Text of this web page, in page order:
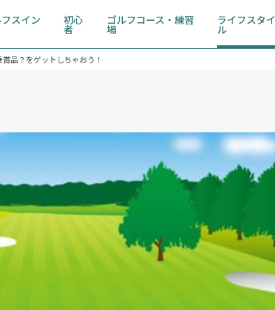
スイン 初心
者
ゴルフコース・練習
場
ライフスタイ
ル
品？をゲットしちゃおう！